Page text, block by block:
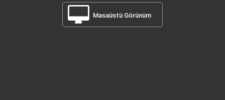
Masaüstü Görünüm